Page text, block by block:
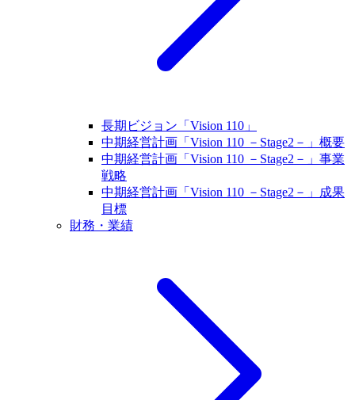
長期ビジョン「Vision 110」
中期経営計画「Vision 110 －Stage2－」概要
中期経営計画「Vision 110 －Stage2－」事業
戦略
中期経営計画「Vision 110 －Stage2－」成果
目標
財務・業績